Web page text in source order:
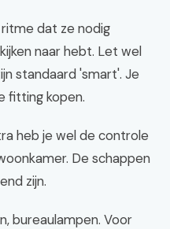
dat ze nodig
naar hebt. Let wel
standaard 'smart'. Je
fitting kopen.
heb je wel de controle
De schappen
zijn.
bureaulampen. Voor